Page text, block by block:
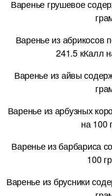
Варенье грушевое
Варенье из абрикосов
241.5 кКалл
Варенье из айвы
Варенье из арбузных
на 100
Варенье из барбариса
100
Варенье из брусники